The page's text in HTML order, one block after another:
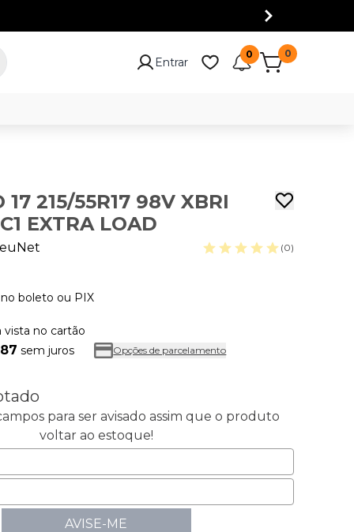
Entrar
0 0
17 215/55R17 98V XBRI
EXTRA LOAD
(0)
no boleto ou PIX
vista no cartão
sem juros Opções de parcelamento
para ser avisado assim que o produto
voltar ao estoque!
AVISE-ME